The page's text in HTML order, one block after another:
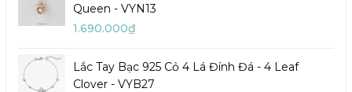
Queen - VYN13
1.690.000₫
Lắc Tay Bạc 925 Cỏ 4 Lá Đính Đá - 4 Leaf
Clover - VYB27